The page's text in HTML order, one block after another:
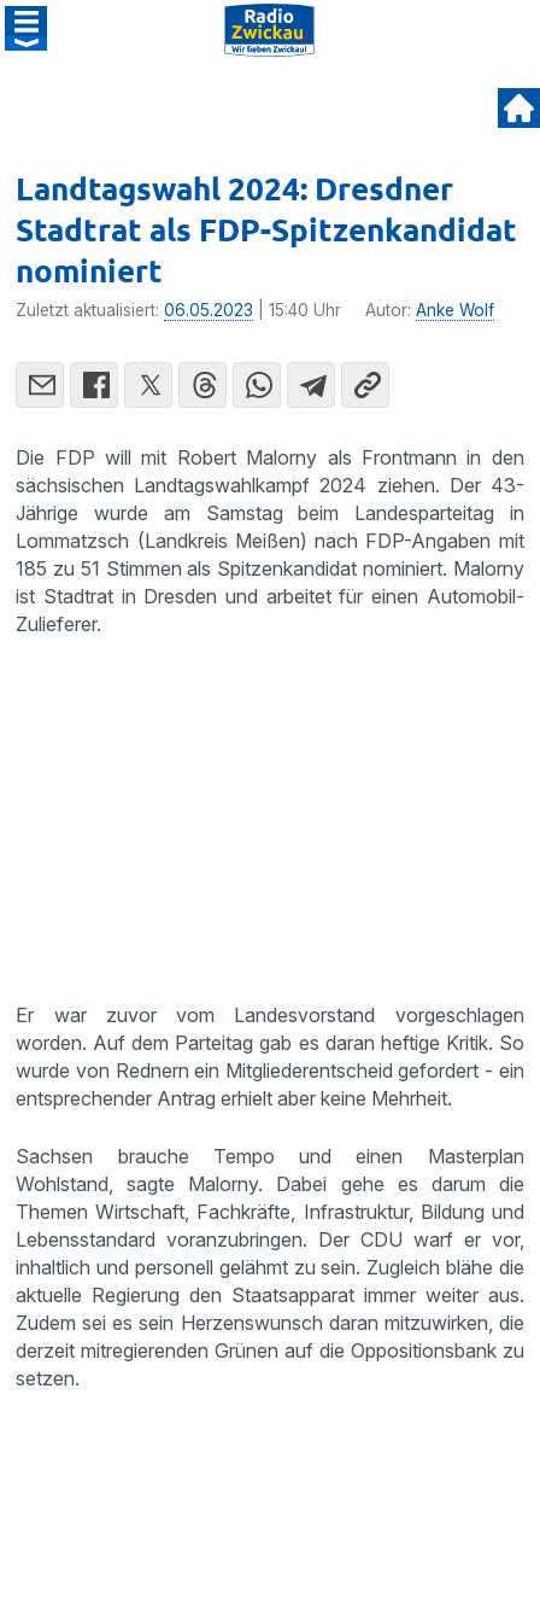
Landtagswahl 2024: Dresdner
Stadtrat als FDP-Spitzenkandidat
nominiert
Zuletzt aktualisiert:06.05.2023 | 15:40 Uhr Autor:Anke Wolf
Die FDP will mit Robert Malorny als Frontmann in den
sächsischen Landtagswahlkampf 2024 ziehen. Der 43-
Jährige wurde am Samstag beim Landesparteitag in
Lommatzsch (Landkreis Meißen) nach FDP-Angaben mit
185 zu 51 Stimmen als Spitzenkandidat nominiert. Malorny
ist Stadtrat in Dresden und arbeitet für einen Automobil-
Zulieferer.
Er war zuvor vom Landesvorstand vorgeschlagen
worden. Auf dem Parteitag gab es daran heftige Kritik. So
wurde von Rednern ein Mitgliederentscheid gefordert - ein
entsprechender Antrag erhielt aber keine Mehrheit.
Sachsen brauche Tempo und einen Masterplan
Wohlstand, sagte Malorny. Dabei gehe es darum die
Themen Wirtschaft, Fachkräfte, Infrastruktur, Bildung und
Lebensstandard voranzubringen. Der CDU warf er vor,
inhaltlich und personell gelähmt zu sein. Zugleich blähe die
aktuelle Regierung den Staatsapparat immer weiter aus.
Zudem sei es sein Herzenswunsch daran mitzuwirken, die
derzeit mitregierenden Grünen auf die Oppositionsbank zu
setzen.